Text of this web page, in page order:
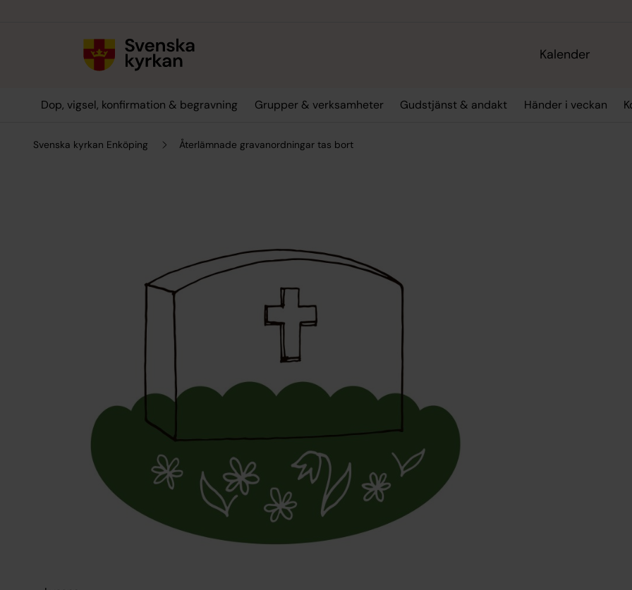
Kalender
Dop, vigsel, konfirmation & begravning Grupper & verksamheter Gudstjänst & andakt Händer i veckan
Svenska kyrkan Enköping Återlämnade gravanordningar tas bort